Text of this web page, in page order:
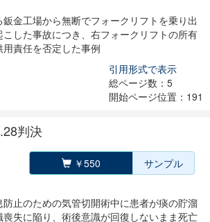
金工場から無断でフォークリフトを乗り出
こした事故につき、右フォークリフトの所有
責任を否定した事例
引用形式で表示
総ページ数：5
開始ページ位置：191
判決
￥550 サンプル
止のための気管切開術中に患者が痰の貯溜
失に陥り、術後意識が回復しないまま死亡